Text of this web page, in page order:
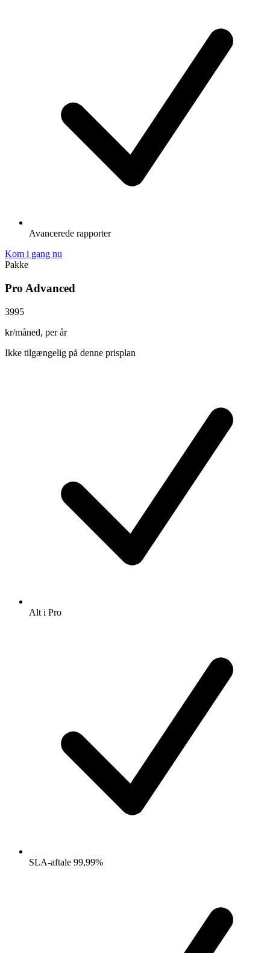
Avancerede rapporter
Kom i gang nu
Pakke
Pro Advanced
3995
kr/måned, per år
Ikke tilgængelig på denne prisplan
Alt i Pro
SLA-aftale 99,99%